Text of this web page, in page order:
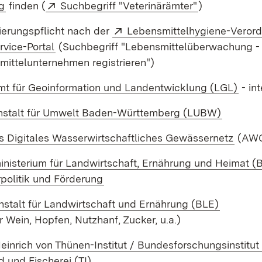
(Öffnet in neuem Fenster)
finden ( Extern:
Suchbegriff "Veterinärämter"(Öffnet in
)
nach der Extern:
Lebensmittelhygiene-
Portal (Öffnet in neuem Fenster)
(Suchbegriff "Lebensmittelüberwachung -
registrieren")
für Geoinformation und Landentwicklung (LGL) -
für Umwelt Baden-Württemberg (LUBW)
Digitales Wasserwirtschaftliches Gewässernetz
für Landwirtschaft, Ernährung und Heimat
und Förderung
für Landwirtschaft und Ernährung (BLE)
Wein, Hopfen, Nutzhanf, Zucker, u.a.)
von Thünen-Institut /